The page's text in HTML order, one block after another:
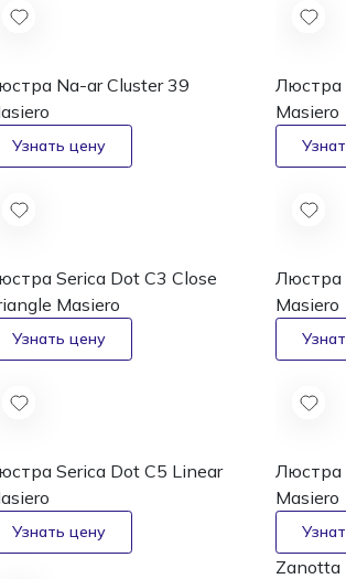
Na-ar Cluster 39
Люстра
Masiero
Serica Dot C3 Close
Masiero
Люстра
Masiero
Serica Dot C5 Linear
Люстра
Masiero
Zanotta